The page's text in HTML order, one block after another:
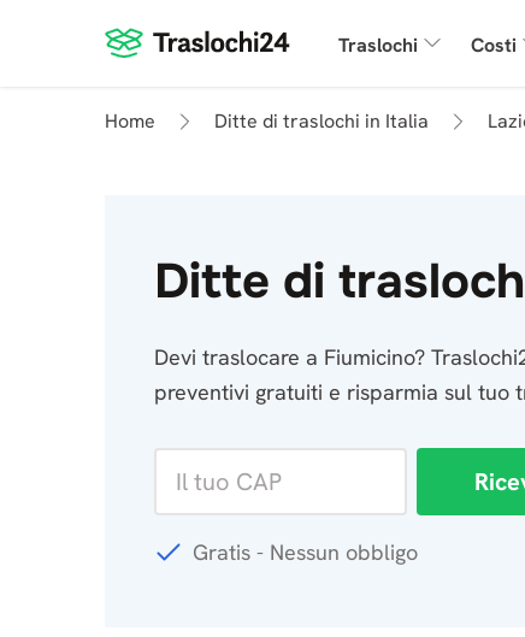
Traslochi Costi
Home Ditte di traslochi in Italia
Ditte di
Devi traslocare a Fiumicino?
preventivi gratuiti e risparmia sul tuo
Gratis - Nessun obbligo